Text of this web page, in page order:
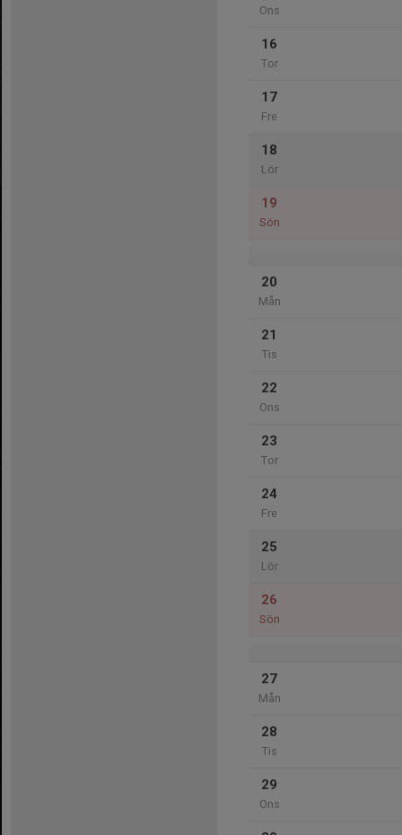
Ons
16
Tor
17
Fre
18
Lör
19
Sön
20
Mån
21
Tis
22
Ons
23
Tor
24
Fre
25
Lör
26
Sön
27
Mån
28
Tis
29
Ons